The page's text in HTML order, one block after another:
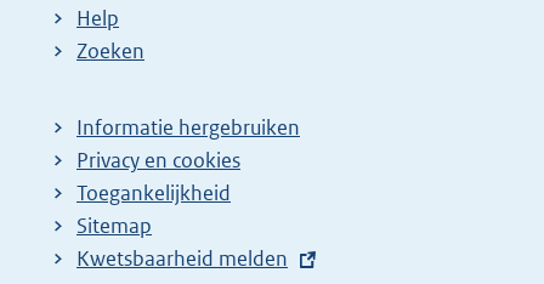
Help
Zoeken
Informatie hergebruiken
Privacy en cookies
Toegankelijkheid
Sitemap
E
Kwetsbaarheid melden